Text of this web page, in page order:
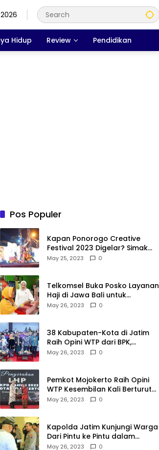
Hidup Review Pendidikan
Pos Populer
Kapan Ponorogo Creative
Festival 2023 Digelar? Simak
Tanggalnya DISINI
May 25, 2023 0
Telkomsel Buka Posko Layanan
Haji di Jawa Bali untuk
Membantu Jemaah dalam
May 26, 2023 0
38 Kabupaten-Kota di Jatim
Raih Opini WTP dari BPK,
Gubernur Khofifah Apresiasi
May 26, 2023 0
Pemkot Mojokerto Raih Opini
WTP Kesembilan Kali Berturut-
turut dari BPK Jawa Timur
May 26, 2023 0
Kapolda Jatim Kunjungi Warga
Dari Pintu ke Pintu dalam
Kegiatan Jumat Curhat dan
May 26, 2023 0